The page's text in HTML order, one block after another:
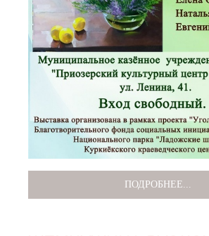
ПОДРОБНЕЕ...